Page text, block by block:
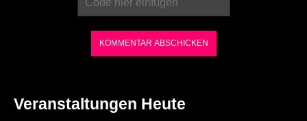
the
Veranstaltungen Heute